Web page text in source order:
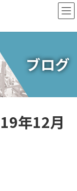
ブログ
年12月